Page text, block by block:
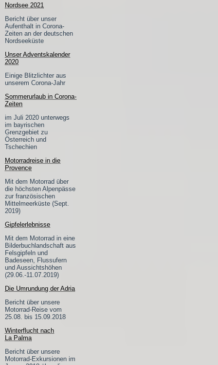
Nordsee 2021
Bericht über unser
Aufenthalt in Corona-
Zeiten an der deutschen
Nordseeküste
Unser Adventskalender
2020
Einige Blitzlichter aus
unserem Corona-Jahr
Sommerurlaub in Corona-
Zeiten
im Juli 2020 unterwegs
im bayrischen
Grenzgebiet zu
Österreich und
Tschechien
Motorradreise in die
Provence
Mit dem Motorrad über
die höchsten Alpenpässe
zur französischen
Mittelmeerküste (Sept.
2019)
Gipfelerlebnisse
Mit dem Motorrad in eine
Bilderbuchlandschaft aus
Felsgipfeln und
Badeseen, Flussufern
und Aussichtshöhen
(29.06.-11.07.2019)
Die Umrundung der Adria
Bericht über unsere
Motorrad-Reise vom
25.08. bis 15.09.2018
Winterflucht nach
La Palma
Bericht über unsere
Motorrad-Exkursionen im